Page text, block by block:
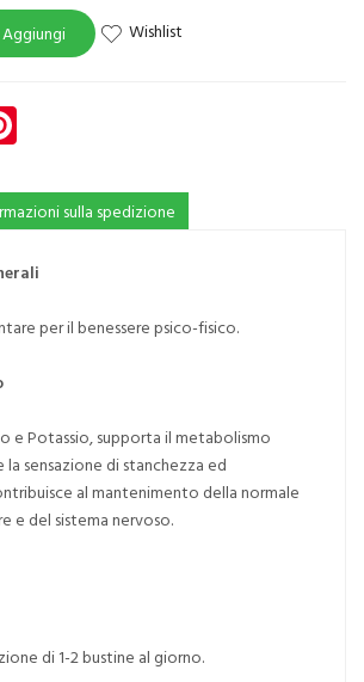
Aggiungi Wishlist
sulla spedizione
per il benessere psico-fisico.
e Potassio, supporta il metabolismo
sensazione di stanchezza ed
al mantenimento della normale
e del sistema nervoso.
di 1-2 bustine al giorno.